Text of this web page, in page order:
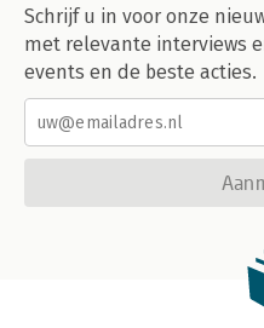
Schrijf u in voor onze
met relevante interviews
events en de beste acties.